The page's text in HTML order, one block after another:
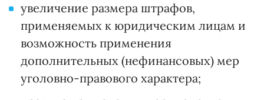
увеличение размера штрафов,
применяемых к юридическим лицам и
возможность применения
дополнительных (нефинансовых) мер
уголовно-правового характера;